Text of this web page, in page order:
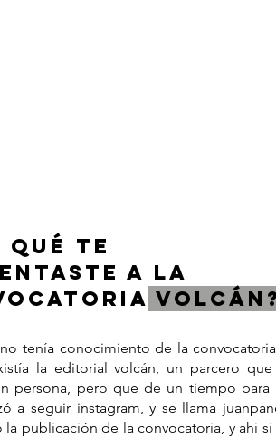
QUÉ TE
A LA
VOLCÁN?
tenía conocimiento de la
la editorial volcán, un parcero
persona, pero que de un tiempo para
a seguir instagram, y se llama
la publicación de la convocatoria, y ahi si